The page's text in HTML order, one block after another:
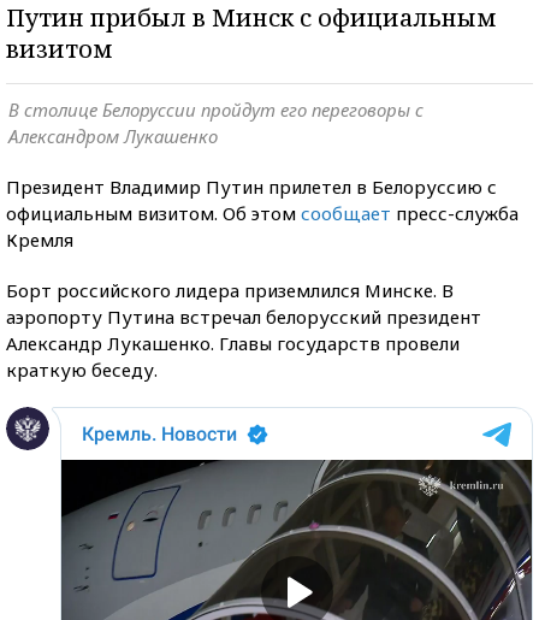
Путин прибыл в Минск с официальным
визитом
В столице Белоруссии пройдут его переговоры с
Александром Лукашенко
Президент Владимир Путин прилетел в Белоруссию с
официальным визитом. Об этом сообщает пресс-служба
Кремля
Борт российского лидера приземлился Минске. В
аэропорту Путина встречал белорусский президент
Александр Лукашенко. Главы государств провели
краткую беседу.